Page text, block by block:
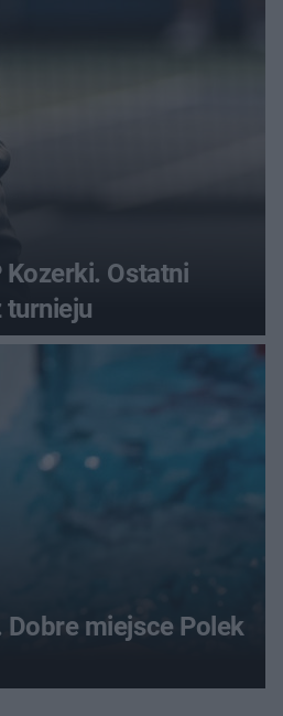
Kozerki. Ostatni
turnieju
Dobre miejsce Polek